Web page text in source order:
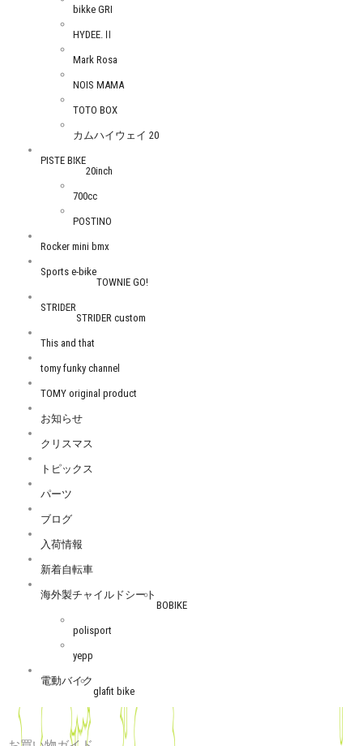
bikke GRI
HYDEE.Ⅱ
Mark Rosa
NOIS MAMA
TOTO BOX
カムハイウェイ 20
PISTE BIKE
20inch
700cc
POSTINO
Rocker mini bmx
Sports e-bike
TOWNIE GO!
STRIDER
STRIDER custom
This and that
tomy funky channel
TOMY original product
お知らせ
クリスマス
トピックス
パーツ
ブログ
入荷情報
新着自転車
海外製チャイルドシート
BOBIKE
polisport
yepp
電動バイク
glafit bike